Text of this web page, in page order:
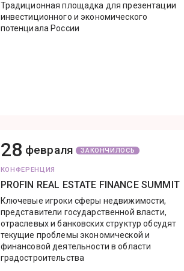
Традиционная площадка для презентации
инвестиционного и экономического
потенциала России
28 февраля ЗАКОНЧИЛОСЬ
КОНФЕРЕНЦИЯ
PROFIN REAL ESTATE FINANCE SUMMIT
Ключевые игроки сферы недвижимости,
представители государственной власти,
отраслевых и банковских структур обсудят
текущие проблемы экономической и
финансовой деятельности в области
градостроительства